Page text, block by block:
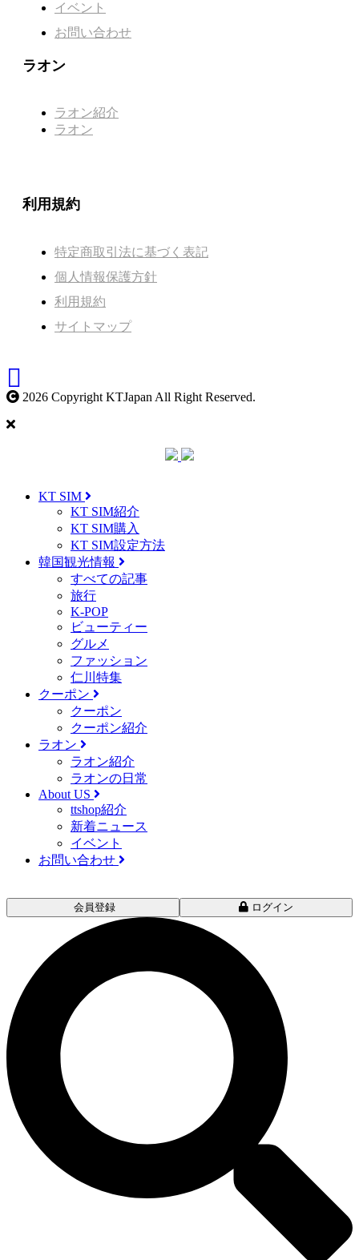
イベント
お問い合わせ
ラオン
ラオン紹介
ラオン
利用規約
特定商取引法に基づく表記
個人情報保護方針
利用規約
サイトマップ
2026 Copyright KTJapan All Right Reserved.
KT SIM
KT SIM紹介
KT SIM購入
KT SIM設定方法
韓国観光情報
すべての記事
旅行
K-POP
ビューティー
グルメ
ファッション
仁川特集
クーポン
クーポン
クーポン紹介
ラオン
ラオン紹介
ラオンの日常
About US
ttshop紹介
新着ニュース
イベント
お問い合わせ
会員登録 ログイン